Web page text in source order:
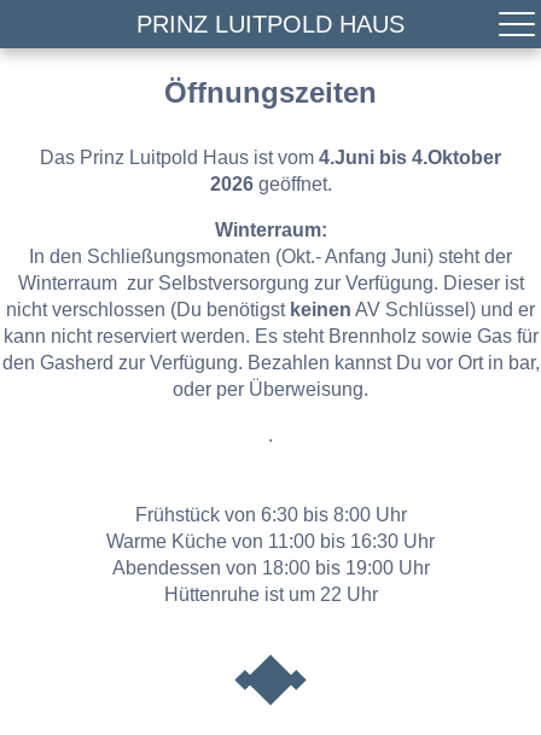
PRINZ LUITPOLD HAUS
Öffnungszeiten
Das Prinz Luitpold Haus ist vom 4.Juni bis 4.Oktober
2026geöffnet.
Winterraum:
In den Schließungsmonaten (Okt.- Anfang Juni) steht der
Winterraum zur Selbstversorgung zur Verfügung. Dieser ist
nicht verschlossen (Du benötigst keinen AV Schlüssel) und er
kann nicht reserviert werden. Es steht Brennholz sowie Gas für
den Gasherd zur Verfügung. Bezahlen kannst Du vor Ort in bar,
oder per Überweisung.
.
Frühstück von 6:30 bis 8:00 Uhr
Warme Küche von 11:00 bis 16:30 Uhr
Abendessen von 18:00 bis 19:00 Uhr
Hüttenruhe ist um 22 Uhr